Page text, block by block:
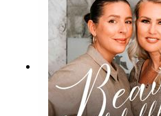
och inom olika
så tipsar Frida om en
supereffektiv mot